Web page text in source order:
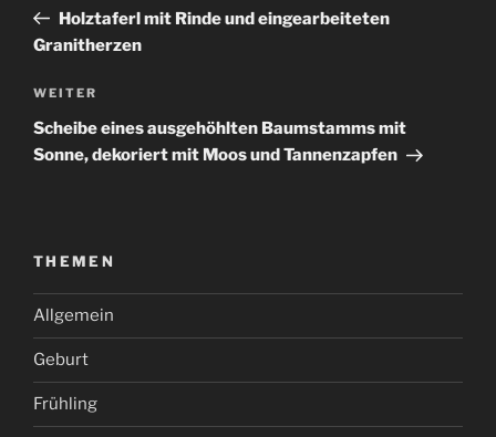
Beitrag
Holztaferl mit Rinde und eingearbeiteten
Granitherzen
Nächster
Beitrag
WEITER
Scheibe eines ausgehöhlten Baumstamms mit
Sonne, dekoriert mit Moos und Tannenzapfen
THEMEN
Allgemein
Geburt
Frühling